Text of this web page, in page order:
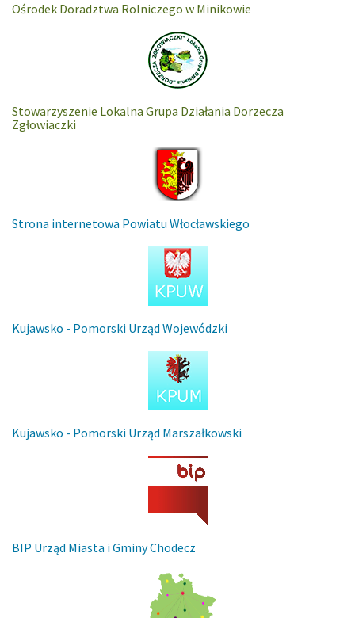
Ośrodek Doradztwa Rolniczego w Minikowie
Stowarzyszenie Lokalna Grupa Działania Dorzecza
Zgłowiaczki
Strona internetowa Powiatu Włocławskiego
Kujawsko - Pomorski Urząd Wojewódzki
Kujawsko - Pomorski Urząd Marszałkowski
BIP Urząd Miasta i Gminy Chodecz